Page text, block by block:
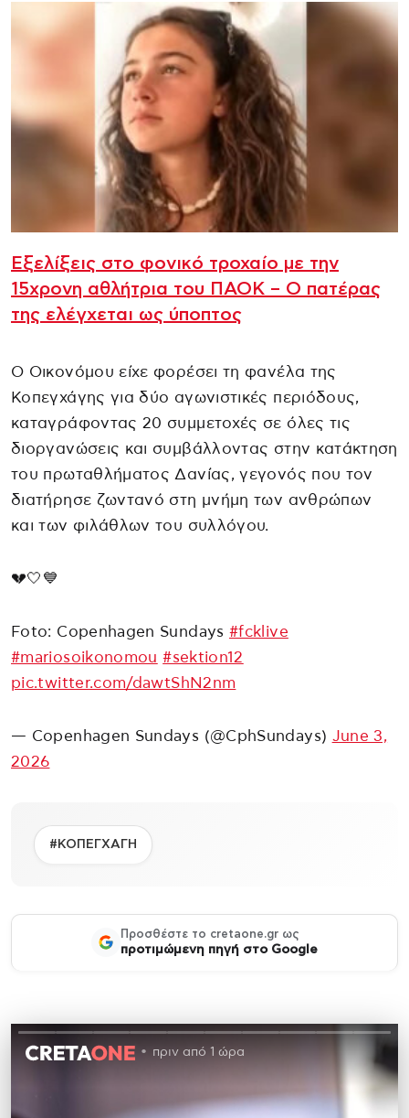
Εξελίξεις στο φονικό τροχαίο με την
15χρονη αθλήτρια του ΠΑΟΚ – Ο πατέρας
της ελέγχεται ως ύποπτος
Ο Οικονόμου είχε φορέσει τη φανέλα της
Κοπεγχάγης για δύο αγωνιστικές περιόδους,
καταγράφοντας 20 συμμετοχές σε όλες τις
διοργανώσεις και συμβάλλοντας στην κατάκτηση
του πρωταθλήματος Δανίας, γεγονός που τον
διατήρησε ζωντανό στη μνήμη των ανθρώπων
και των φιλάθλων του συλλόγου.
💔🤍💙
Foto: Copenhagen Sundays #fcklive
#mariosoikonomou #sektion12
pic.twitter.com/dawtShN2nm
— Copenhagen Sundays (@CphSundays) June 3,
2026
#ΚΟΠΕΓΧΑΓΗ
Προσθέστε το cretaone.gr ως
προτιμώμενη πηγή στο Google
πριν από 1 ώρα